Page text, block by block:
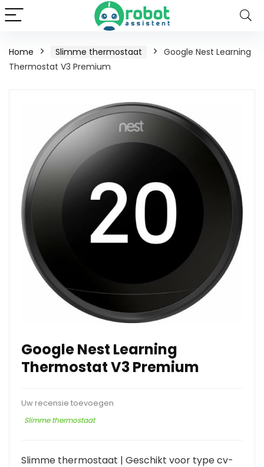
Home Slimme thermostaat
Google Nest Learning
Thermostat V3 Premium
Google Nest Learning
Thermostat V3 Premium
Uw recensie toevoegen
Slimme thermostaat
Slimme thermostaat | Geschikt voor type cv-